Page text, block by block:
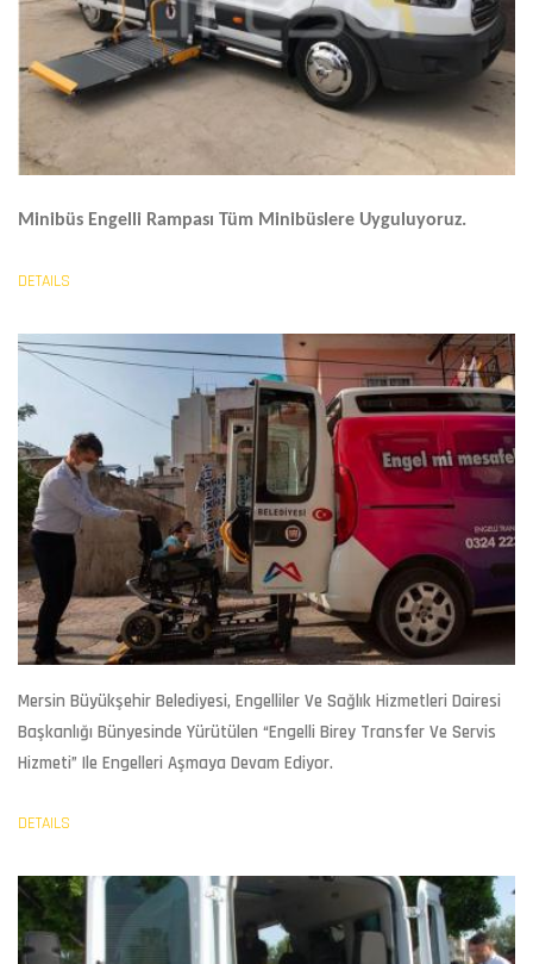
Minibüs Engelli Rampası Tüm Minibüslere Uyguluyoruz.
DETAILS
Mersin Büyükşehir Belediyesi, Engelliler Ve Sağlık Hizmetleri Dairesi
Başkanlığı Bünyesinde Yürütülen “Engelli Birey Transfer Ve Servis
Hizmeti” Ile Engelleri Aşmaya Devam Ediyor.
DETAILS